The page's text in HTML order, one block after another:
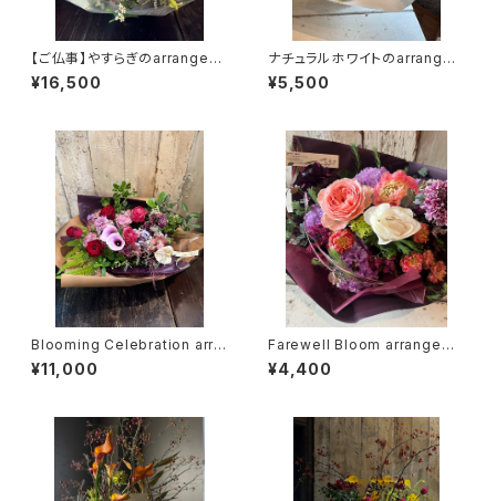
【ご仏事】やすらぎのarrangem
ent（TA37）
¥16,500
ナチュラルホワイトのarrange
ment（TA31）
¥5,500
Blooming Celebration arra
ngement（TA36）
¥11,000
Farewell Bloom arrangeme
nt（TA35）
¥4,400